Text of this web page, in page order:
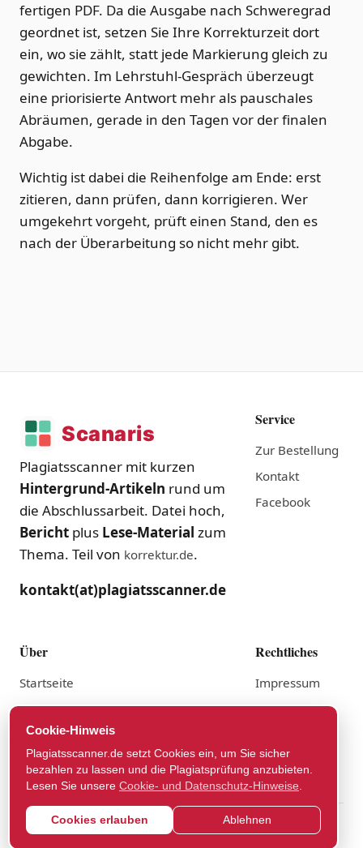
fertigen PDF. Da die Ausgabe nach Schweregrad
geordnet ist, setzen Sie Ihre Korrekturzeit dort
ein, wo sie zählt, statt jede Markierung gleich zu
gewichten. Im Lehrstuhl-Gespräch überzeugt
eine priorisierte Antwort mehr als pauschales
Abräumen, gerade in den Tagen vor der finalen
Abgabe.
Wichtig ist dabei die Reihenfolge am Ende: erst
zitieren, dann prüfen, dann korrigieren. Wer
umgekehrt vorgeht, prüft einen Stand, den es
nach der Überarbeitung so nicht mehr gibt.
Plagiatsscanner mit kurzen
Hintergrund-Artikeln rund um
die Abschlussarbeit. Datei hoch,
Bericht plus Lese-Material zum
Thema. Teil von korrektur.de.
kontakt(at)plagiatsscanner.de
Service
Zur Bestellung
Kontakt
Facebook
Über
Startseite
Anbieter
Rechtliches
Impressum
Datenschutz
Widerruf
© 2026 plagiatsscanner.de,Teil von korrektur.de
Cookie-Hinweis
Plagiatsscanner.de setzt Cookies ein, um Sie sicher
bezahlen zu lassen und die Plagiatsprüfung anzubieten.
Lesen Sie unsere Cookie- und Datenschutz-Hinweise.
Cookies erlauben Ablehnen